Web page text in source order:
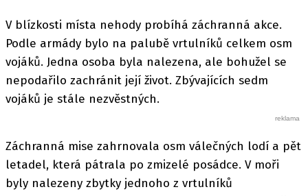
V blízkosti místa nehody probíhá záchranná akce.
Podle armády bylo na palubě vrtulníků celkem osm
vojáků. Jedna osoba byla nalezena, ale bohužel se
nepodařilo zachránit její život. Zbývajících sedm
vojáků je stále nezvěstných.
Záchranná mise zahrnovala osm válečných lodí a pět
letadel, která pátrala po zmizelé posádce. V moři
byly nalezeny zbytky jednoho z vrtulníků